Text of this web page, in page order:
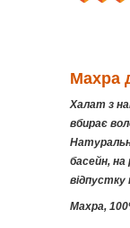
Махра
Халат з
вбирає
басейн, на
відпустку
Махра,